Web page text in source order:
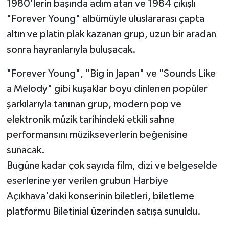
1980'lerin başında adım atan ve 1984 çıkışlı
"Forever Young" albümüyle uluslararası çapta
altın ve platin plak kazanan grup, uzun bir aradan
sonra hayranlarıyla buluşacak.
"Forever Young", "Big in Japan" ve "Sounds Like
a Melody" gibi kuşaklar boyu dinlenen popüler
şarkılarıyla tanınan grup, modern pop ve
elektronik müzik tarihindeki etkili sahne
performansını müzikseverlerin beğenisine
sunacak.
Bugüne kadar çok sayıda film, dizi ve belgeselde
eserlerine yer verilen grubun Harbiye
Açıkhava'daki konserinin biletleri, biletleme
platformu Biletinial üzerinden satışa sunuldu.